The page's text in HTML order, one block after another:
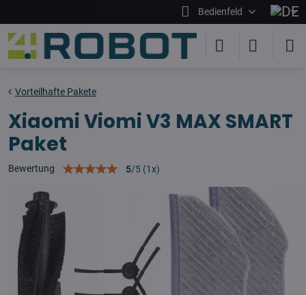
Bedienfeld
Vorteilhafte Pakete
Xiaomi Viomi V3 MAX SMART
Paket
Bewertung 5/5 (1x)